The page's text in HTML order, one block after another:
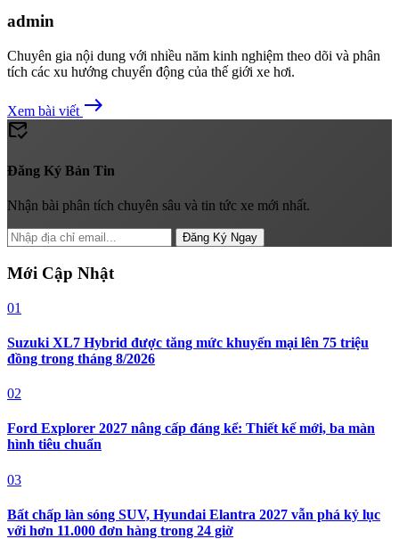
admin
Chuyên gia nội dung với nhiều năm kinh nghiệm theo dõi và phân
tích các xu hướng chuyển động của thế giới xe hơi.
Xem bài viết east
mark_email_read
Đăng Ký Bản Tin
Nhận bài phân tích chuyên sâu và tin tức xe mới nhất.
Đăng Ký Ngay
Mới Cập Nhật
01
Suzuki XL7 Hybrid được tăng mức khuyến mại lên 75 triệu
đồng trong tháng 8/2026
02
Ford Explorer 2027 nâng cấp đáng kể: Thiết kế mới, ba màn
hình tiêu chuẩn
03
Bất chấp làn sóng SUV, Hyundai Elantra 2027 vẫn phá kỷ lục
với hơn 11.000 đơn hàng trong 24 giờ